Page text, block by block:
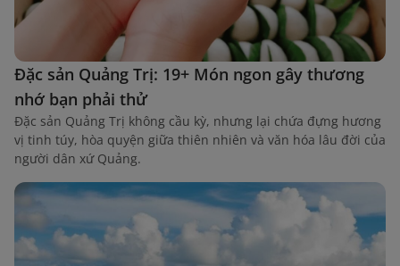
Đặc sản Quảng Trị: 19+ Món ngon gây thương
nhớ bạn phải thử
Đặc sản Quảng Trị không cầu kỳ, nhưng lại chứa đựng hương
vị tinh túy, hòa quyện giữa thiên nhiên và văn hóa lâu đời của
người dân xứ Quảng.